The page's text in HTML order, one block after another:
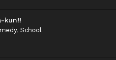
kun!!
, School